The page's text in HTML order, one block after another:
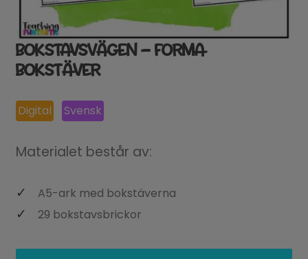
BOKSTAVSVÄGEN – FORMA
BOKSTÄVER
Digital Svensk
Materialet består av:
A5-ark med bokstäverna
29 bokstavsbrickor